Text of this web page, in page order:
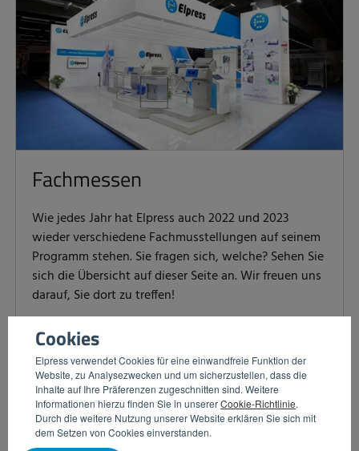
Cookies
Elpress verwendet Cookies für eine einwandfreie Funktion der
Website, zu Analysezwecken und um sicherzustellen, dass die
Inhalte auf Ihre Präferenzen zugeschnitten sind. Weitere
Informationen hierzu finden Sie in unsererCookie-Richtlinie.
Durch die weitere Nutzung unserer Website erklären Sie sich mit
dem Setzen von Cookies einverstanden.
Fachmessen
Wie jedes Jahr hat Elpress auch 2022 und 2023
wieder verschiedene Fachmusstellungen auf seinem
Programm stehen. Sie fragen sich, welche? Sehen Sie
sich die Übersicht auf dieser Seite an. Wir freuen uns
darauf, Sie dort zu treffen!
LESE MEHR